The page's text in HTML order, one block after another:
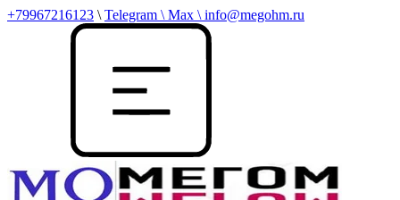
+79967216123 \ Telegram \ Max \ info@megohm.ru